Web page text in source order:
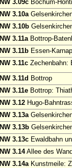
NW 3.09c Bochum-
NW 3.10a
NW 3.10b
NW 3.11aBottrop-
NW 3.11b Essen-
NW 3.11c Zechenbahn:
NW 3.11d Bottrop
NW 3.11e Bottrop:
NW 3.12 Hugo-
NW 3.13a
NW 3.13b
NW 3.13c Ewaldbahn
NW 3.14Allee des
NW 3.14aKunstmeile: